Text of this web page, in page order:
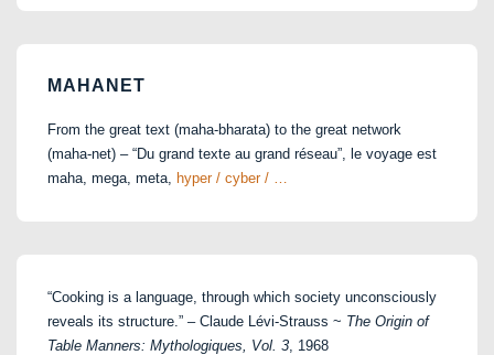
MAHANET
From the great text (maha-bharata) to the great network
(maha-net) – “Du grand texte au grand réseau”, le voyage est
maha, mega, meta, hyper / cyber / …
“Cooking is a language, through which society unconsciously
reveals its structure.” – Claude Lévi-Strauss ~ The Origin of
Table Manners: Mythologiques, Vol. 3 , 1968